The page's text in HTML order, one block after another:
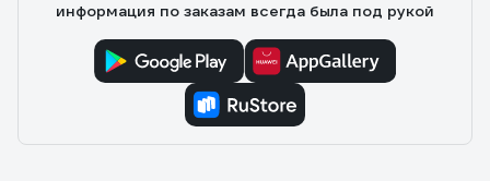
информация по заказам всегда была под рукой